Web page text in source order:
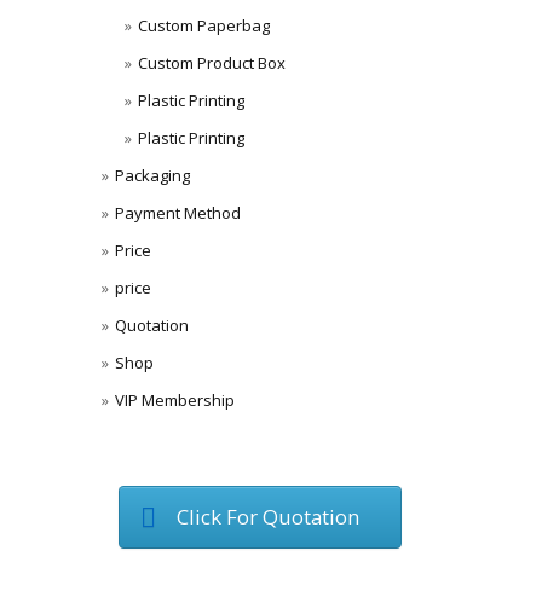
Custom Paperbag
Custom Product Box
Plastic Printing
Plastic Printing
Packaging
Payment Method
Price
price
Quotation
Shop
VIP Membership
Click For Quotation